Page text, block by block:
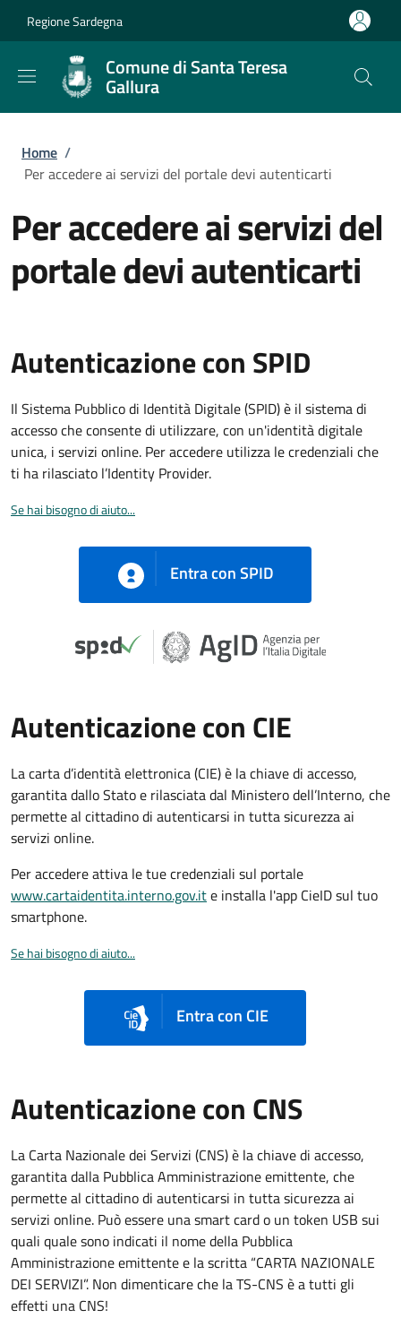
Regione Sardegna
Comune di Santa Teresa
Gallura
Briciole di pane
Home /
Per accedere ai servizi del portale devi autenticarti
Per accedere ai servizi del
portale devi autenticarti
Autenticazione con SPID
Il Sistema Pubblico di Identità Digitale (SPID) è il sistema di
accesso che consente di utilizzare, con un'identità digitale
unica, i servizi online. Per accedere utilizza le credenziali che
ti ha rilasciato l’Identity Provider.
Se hai bisogno di aiuto...
Entra con SPID
Autenticazione con CIE
La carta d’identità elettronica (CIE) è la chiave di accesso,
garantita dallo Stato e rilasciata dal Ministero dell’Interno, che
permette al cittadino di autenticarsi in tutta sicurezza ai
servizi online.
Per accedere attiva le tue credenziali sul portale
www.cartaidentita.interno.gov.ite installa l'app CieID sul tuo
smartphone.
Se hai bisogno di aiuto...
Entra con CIE
Autenticazione con CNS
La Carta Nazionale dei Servizi (CNS) è la chiave di accesso,
garantita dalla Pubblica Amministrazione emittente, che
permette al cittadino di autenticarsi in tutta sicurezza ai
servizi online. Può essere una smart card o un token USB sui
quali quale sono indicati il nome della Pubblica
Amministrazione emittente e la scritta “CARTA NAZIONALE
DEI SERVIZI”. Non dimenticare che la TS-CNS è a tutti gli
effetti una CNS!